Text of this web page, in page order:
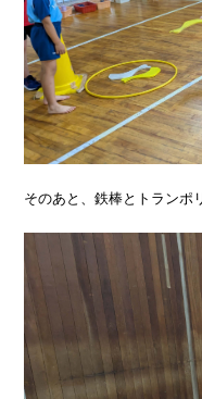
そのあと、鉄棒とトランポ